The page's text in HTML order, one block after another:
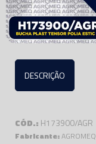
DESCRIÇÃO
CÓD.: H173900/AGR
Fabricante:AGROMEQ